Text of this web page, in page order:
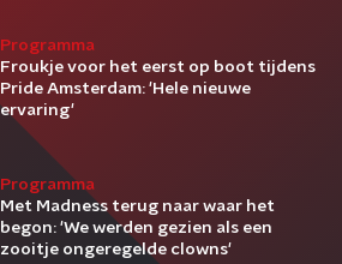
Programma
Froukje voor het eerst op boot tijdens
Pride Amsterdam: 'Hele nieuwe
ervaring'
Programma
Met Madness terug naar waar het
begon: 'We werden gezien als een
zooitje ongeregelde clowns'